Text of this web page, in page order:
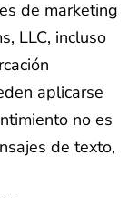
de marketing
LLC, incluso
aplicarse
no es
de texto,